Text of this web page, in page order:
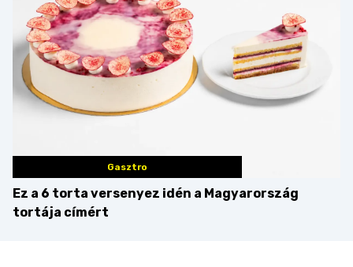
Gasztro
Ez a 6 torta versenyez idén a Magyarország
tortája címért